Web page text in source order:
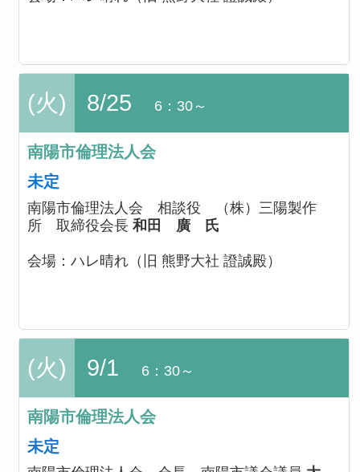
(火) 8/25 6：30～
南陽市倫理法人会
未定
南陽市倫理法人会 相談役 （株）三陽製作
所 取締役会長 和田 廣 氏
会場： ハレ晴れ（旧 熊野大社 證誠殿）
(火) 9/1 6：30～
南陽市倫理法人会
未定